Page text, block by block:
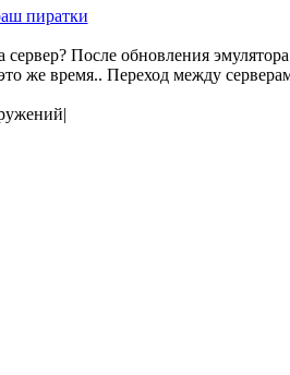
После обновления
же время.. Переход между